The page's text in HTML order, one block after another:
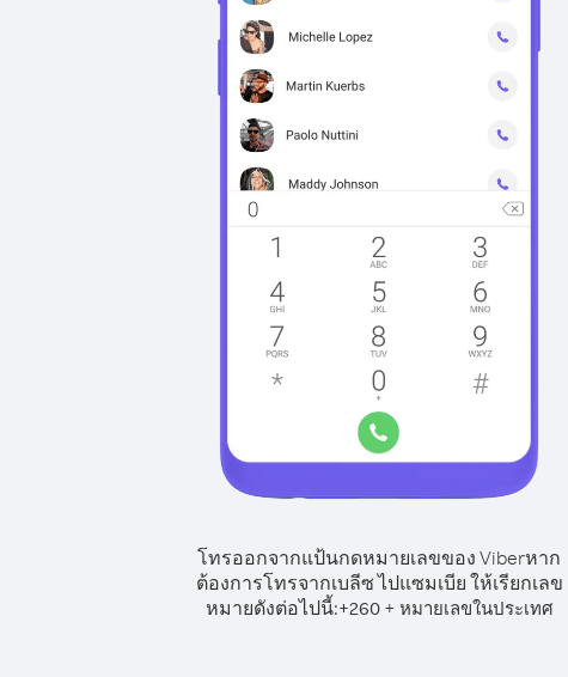
โทรออกจากแป้นกดหมายเลขของ Viberหาก
ต้องการโทรจากเบลีซ ไปแซมเบีย ให้เรียกเลข
หมายดังต่อไปนี้:+260+ หมายเลขในประเทศ